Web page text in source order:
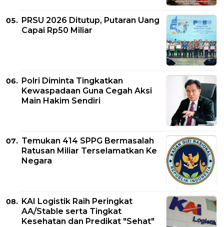
PRSU 2026 Ditutup, Putaran Uang
Capai Rp50 Miliar
Polri Diminta Tingkatkan
Kewaspadaan Guna Cegah Aksi
Main Hakim Sendiri
Temukan 414 SPPG Bermasalah
Ratusan Miliar Terselamatkan Ke
Negara
KAI Logistik Raih Peringkat
AA/Stable serta Tingkat
Kesehatan dan Predikat "Sehat"